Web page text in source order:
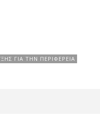
ΓΙΑ ΤΗΝ ΠΕΡΙΦΈΡΕΙΑ